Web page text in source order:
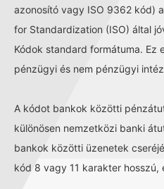
azonosító vagy ISO 9362 kód)
for Standardization (ISO) által
Kódok standard formátuma. Ez
pénzügyi és nem pénzügyi
A kódot bankok közötti
különösen nemzetközi banki
bankok közötti üzenetek
kód 8 vagy 11 karakter hosszú,